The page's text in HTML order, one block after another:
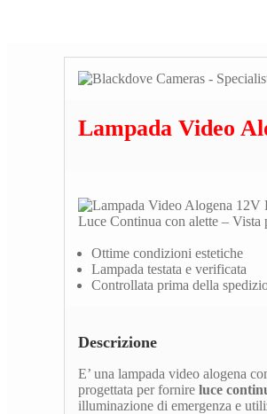
Lampada Video
Ottime condizioni estetiche
Lampada testata e verificata
Controllata prima della
Descrizione
E’ una lampada video alogena
progettata per fornire luce
illuminazione di emergenza e